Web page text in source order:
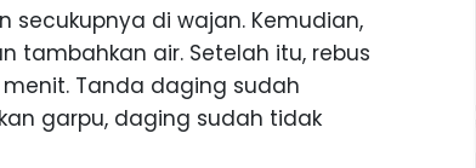
secukupnya di wajan. Kemudian,
tambahkan air. Setelah itu, rebus
Tanda daging sudah
garpu, daging sudah tidak